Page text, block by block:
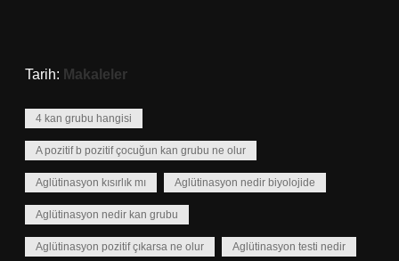
Tarih: Makaleler
4 kan grubu hangisi
A pozitif b pozitif çocuğun kan grubu ne olur
Aglütinasyon kısırlık mı Aglütinasyon nedir biyolojide
Aglütinasyon nedir kan grubu
Aglütinasyon pozitif çıkarsa ne olur Aglütinasyon testi nedir